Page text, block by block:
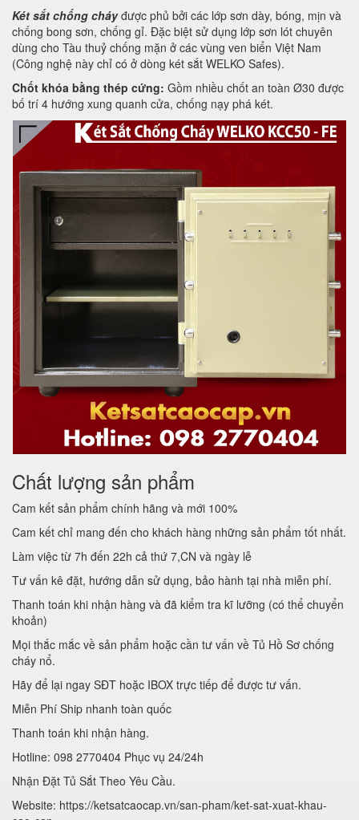
Két sắt chống cháyđược phủ bởi các lớp sơn dày, bóng, mịn và
chống bong sơn, chống gỉ. Đặc biệt sử dụng lớp sơn lót chuyên
dùng cho Tàu thuỷ chống mặn ở các vùng ven biển Việt Nam
(Công nghệ này chỉ có ở dòng két sắt WELKO Safes).
Chốt khóa bằng thép cứng: Gồm nhiều chốt an toàn Ø30 được
bố trí 4 hướng xung quanh cửa, chống nạy phá két.
Chất lượng sản phẩm
Cam kết sản phẩm chính hãng và mới 100%
Cam kết chỉ mang đến cho khách hàng những sản phẩm tốt nhất.
Làm việc từ 7h đến 22h cả thứ 7,CN và ngày lễ
Tư vấn kê đặt, hướng dẫn sử dụng, bảo hành tại nhà miễn phí.
Thanh toán khi nhận hàng và đã kiểm tra kĩ lưỡng (có thể chuyển
khoản)
Mọi thắc mắc về sản phẩm hoặc cần tư vấn về Tủ Hồ Sơ chống
cháy nổ.
Hãy để lại ngay SĐT hoặc IBOX trực tiếp để được tư vấn.
Miễn Phí Ship nhanh toàn quốc
Thanh toán khi nhận hàng.
Hotline: 098 2770404 Phục vụ 24/24h
Nhận Đặt Tủ Sắt Theo Yêu Cầu.
Website: https://ketsatcaocap.vn/san-pham/ket-sat-xuat-khau-